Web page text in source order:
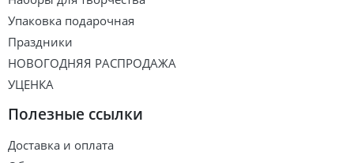
Упаковка подарочная
Праздники
НОВОГОДНЯЯ РАСПРОДАЖА
УЦЕНКА
Полезные ссылки
Доставка и оплата